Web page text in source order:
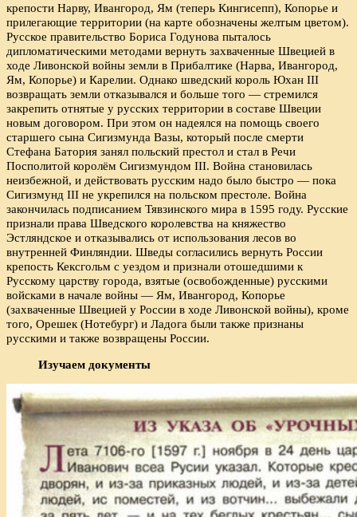
крепости Нарву, Ивангород, Ям (теперь Кингисепп), Копорье и
прилегающие территории (на карте обозначены желтым цветом).
Русское правительство Бориса Годунова пыталось
дипломатическими методами вернуть захваченные Швецией в
ходе Ливонской войны земли в Прибалтике (Нарва, Ивангород,
Ям, Копорье) и Карелии. Однако шведский король Юхан III
возвращать земли отказывался и больше того — стремился
закрепить отнятые у русских территории в составе Швеции
новым договором. При этом он надеялся на помощь своего
старшего сына Сигизмунда Вазы, который после смерти
Стефана Батория занял польский престол и стал в Речи
Посполитой королём Сигизмундом III. Война становилась
неизбежной, и действовать русским надо было быстро — пока
Сигизмунд III не укрепился на польском престоле. Война
закончилась подписанием Тявзинского мира в 1595 году. Русские
признали права Шведского королевства на княжество
Эстляндское и отказывались от использования лесов во
внутренней Финляндии. Шведы согласились вернуть России
крепость Кексгольм с уездом и признали отошедшими к
Русскому царству города, взятые (освобожденные) русскими
войсками в начале войны — Ям, Ивангород, Копорье
(захваченные Швецией у России в ходе Ливонской войны), кроме
того, Орешек (Нотебург) и Ладога были также признаны
русскими и также возвращены России.
Изучаем документы